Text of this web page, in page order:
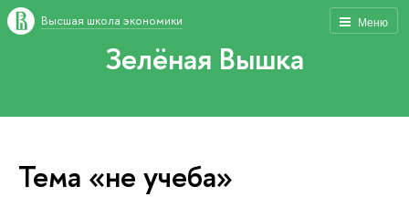
Меню
Высшая школа экономики
Зелёная Вышка
Тема «не учеба»